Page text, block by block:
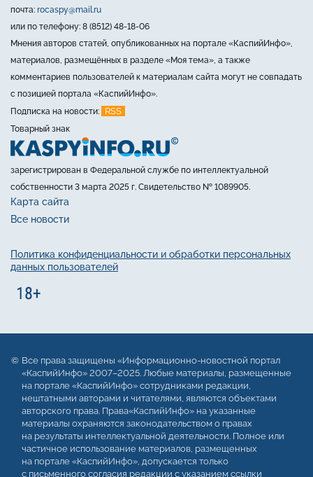
почта: rocaspy@mail.ru
или по телефону: 8 (8512) 48-18-06
Мнения авторов статей, опубликованных на портале «КаспийИнфо»,
материалов, размещённых в разделе «Моя тема», а также
комментариев пользователей к материалам сайта могут не совпадать
с позицией портала «КаспийИнфо».
Подписка на новости:
RSS
Товарный знак
зарегистрирован в Федеральной службе по интеллектуальной
собственности 3 марта 2025 г. Свидетельство № 1089905.
Карта сайта
Все новости
Политика конфиденциальности и обработки персональных
данных пользователей
Все права защищены «Информационно-новостной портал
«КаспийИнфо» 2007–2025. Любые материалы, размещенные
на портале «КаспийИнфо» сотрудниками редакции,
нештатными авторами и читателями, являются объектами
авторского права. Права«КаспийИнфо» на указанные
материалы охраняются законодательством о правах
на результаты интеллектуальной деятельности. Полное или
частичное использование материалов, размещенных
на портале «КаспийИнфо», допускается только
с письменного согласия редакции с указанием ссылки